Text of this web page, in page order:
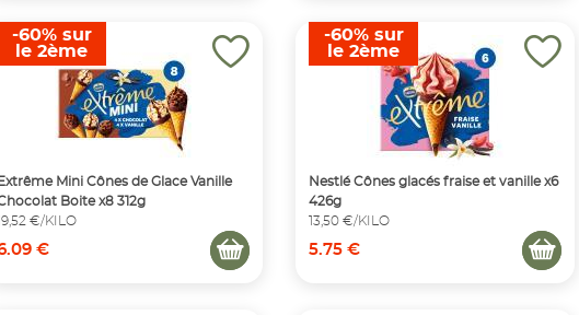
Extrême Mini Cônes de Glace Vanille
Boite x8 312g
€/KILO
€
-60% sur
le 2ème
Nestlé Cônes glacés fraise et vanille x6
426g
13,50 €/KILO
5.75 €
-60% sur
le 2ème